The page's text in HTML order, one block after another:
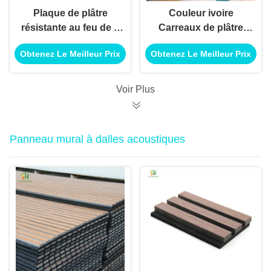
Plaque de plâtre
résistante au feu de 9
mm
Obtenez Le Meilleur Prix
Couleur ivoire
Carreaux de plâtre
résistants au feu
Carreaux de plâtre
Obtenez Le Meilleur Prix
Voir Plus
Panneau mural à dalles acoustiques